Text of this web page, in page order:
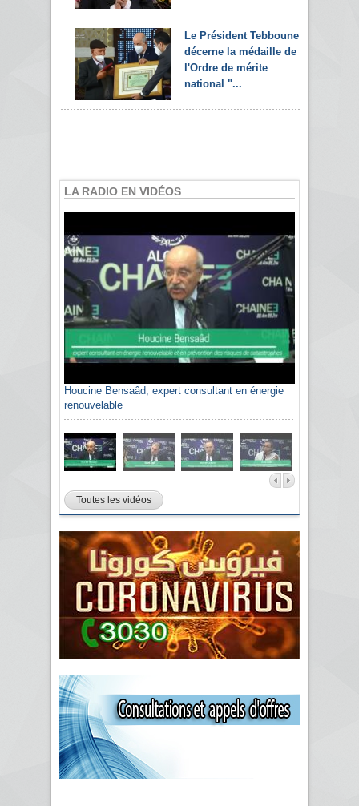
Le Président Tebboune
décerne la médaille de
l'Ordre de mérite
national "...
LA RADIO EN VIDÉOS
Houcine Bensaâd, expert consultant en énergie
renouvelable
Toutes les vidéos